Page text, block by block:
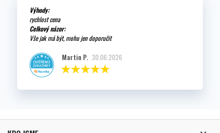
Výhody:
rychlost cena
Celkový názor:
Vše jak má být, mohu jen doporučit
Martin P. 30.06.2026